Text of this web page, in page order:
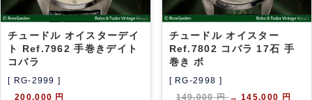
チュードル オイスターデイ
ト Ref.7962 手巻きデイト
コバラ
[ RG-2999 ]
200,000 円
チュードル オイスター
Ref.7802 コバラ 17石 手
巻き ボ
[ RG-2998 ]
149,000 円→ 145,000 円